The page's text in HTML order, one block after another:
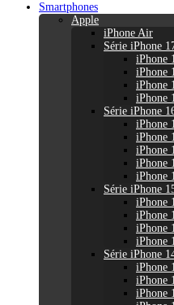
Smartphones
Apple
iPhone Air
Série iPhone
iPhone
iPhone
iPhone
iPhone
Série iPhone
iPhone
iPhone
iPhone
iPhone
iPhone
Série iPhone
iPhone
iPhone
iPhone
iPhone
Série iPhone
iPhone
iPhone
iPhone